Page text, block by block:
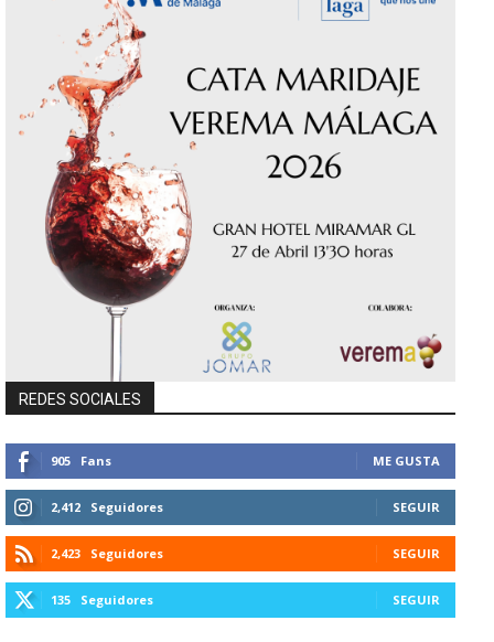
REDES SOCIALES
905 Fans ME GUSTA
2,412 Seguidores SEGUIR
2,423 Seguidores SEGUIR
135 Seguidores SEGUIR